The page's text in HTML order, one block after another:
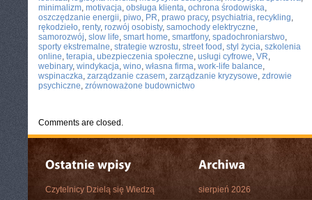
minimalizm, motivacja, obsługa klienta, ochrona środowiska,
oszczędzanie energii, piwo, PR, prawo pracy, psychiatria, recykling,
rękodzieło, renty, rozwój osobisty, samochody elektryczne,
samorozwój, slow life, smart home, smartfony, spadochroniarstwo,
sporty ekstremalne, strategie wzrostu, street food , styl życia, szkolenia
online, terapia, ubezpieczenia społeczne, usługi cyfrowe, VR,
webinary, windykacja, wino, własna firma, work-life balance,
wspinaczka, zarządzanie czasem, zarządzanie kryzysowe, zdrowie
psychiczne, zrównoważone budownictwo
Comments are closed.
Czytelnicy Dzielą się Wiedzą
sierpień 2026